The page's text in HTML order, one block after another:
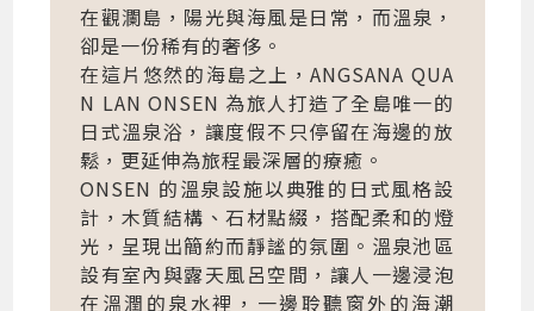
在觀瀾島，陽光與海風是日常，而溫泉，
卻是一份稀有的奢侈。
在這片悠然的海島之上，ANGSANA QUA
N LAN ONSEN 為旅人打造了全島唯一的
日式溫泉浴，讓度假不只停留在海邊的放
鬆，更延伸為旅程最深層的療癒。
ONSEN 的溫泉設施以典雅的日式風格設
計，木質結構、石材點綴，搭配柔和的燈
光，呈現出簡約而靜謐的氛圍。溫泉池區
設有室內與露天風呂空間，讓人一邊浸泡
在溫潤的泉水裡，一邊聆聽窗外的海潮